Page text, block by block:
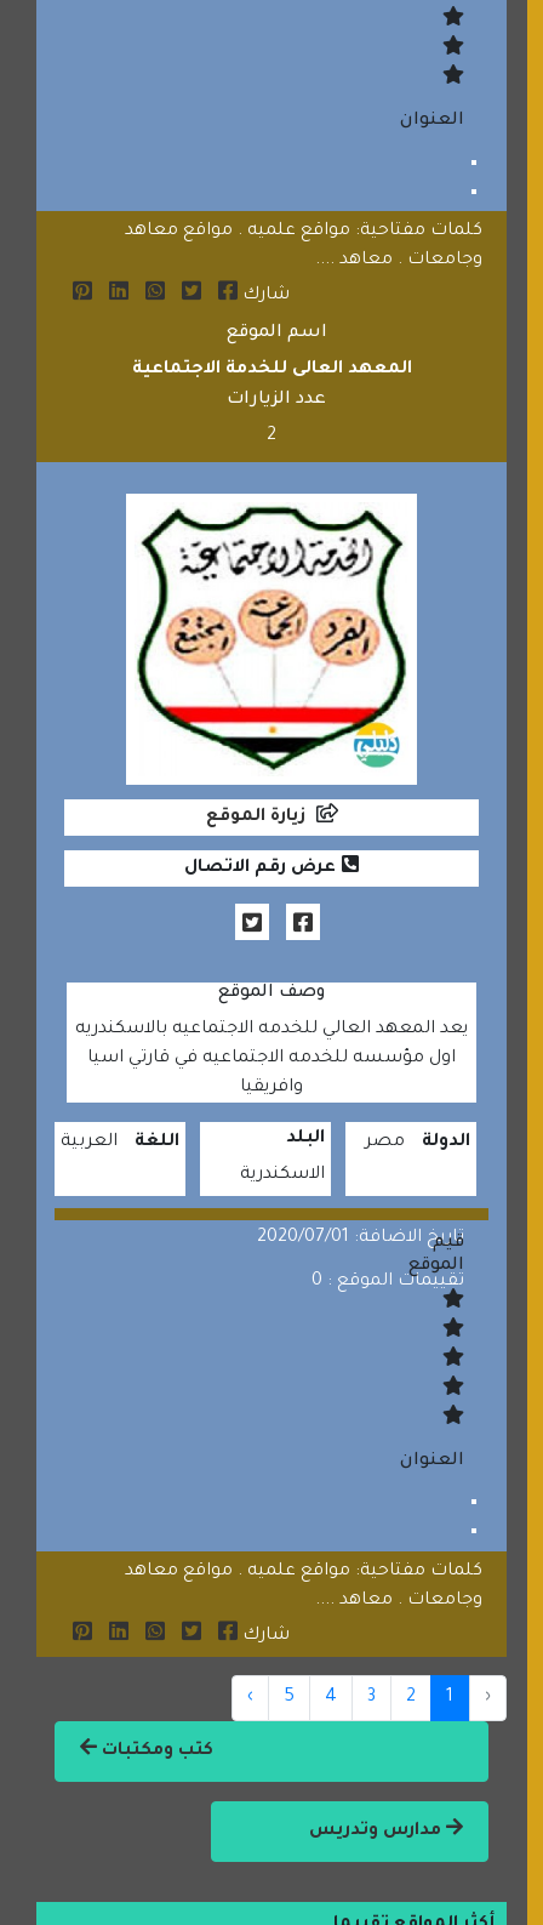
العنوان
كلمات مفتاحية: مواقع علميه . مواقع معاهد
وجامعات . معاهد ....
شارك
اسم الموقع
المعهد العالى للخدمة الاجتماعية
عدد الزيارات
2
زيارة الموقع
عرض رقم الاتصال
وصف الموقع
يعد المعهد العالي للخدمه الاجتماعيه بالاسكندريه
اول مؤسسه للخدمه الاجتماعيه في قارتي اسيا
وافريقيا
الدولة مصر
البلد
الاسكندرية
اللغة العربية
تاريخ الاضافة: 2020/07/01
تقييمات الموقع : 0
قيم
الموقع
العنوان
كلمات مفتاحية: مواقع علميه . مواقع معاهد
وجامعات . معاهد ....
شارك
‹
1
2
3
4
5
›
كتب ومكتبات
مدارس وتدريس